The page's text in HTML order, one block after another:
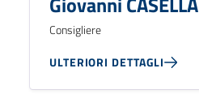
Consigliere
ULTERIORI DETTAGLI